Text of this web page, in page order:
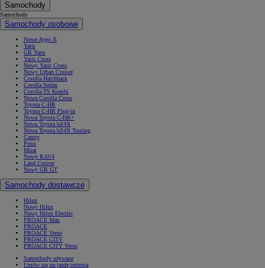
Samochody
Samochody
Samochody osobowe
Nowe Aygo X
Yaris
GR Yaris
Yaris Cross
Nowy Yaris Cross
Nowy Urban Cruiser
Corolla Hatchback
Corolla Sedan
Corolla TS Kombi
Nowa Corolla Cross
Toyota C-HR
Toyota C-HR Plug-in
Nowa Toyota C-HR+
Nowa Toyota bZ4X
Nowa Toyota bZ4X Touring
Camry
Prius
Mirai
Nowy RAV4
Land Cruiser
Nowy GR GT
Samochody dostawcze
Hilux
Nowy Hilux
Nowy Hilux Electric
PROACE Max
PROACE
PROACE Verso
PROACE CITY
PROACE CITY Verso
Samochody używane
Umów się na jazdę testową